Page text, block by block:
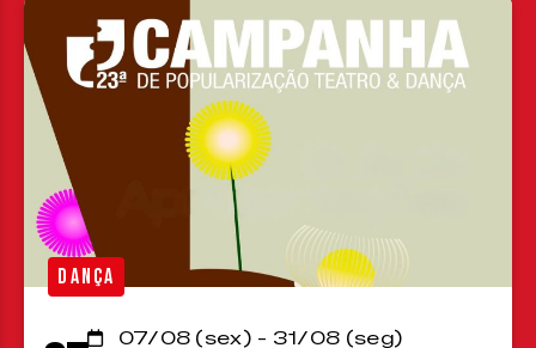
DANÇA
07/08 (sex) - 31/08 (seg)